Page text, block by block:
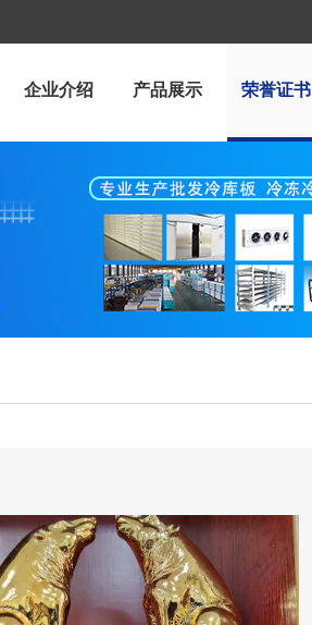
企业介绍 产品展示 荣誉证书